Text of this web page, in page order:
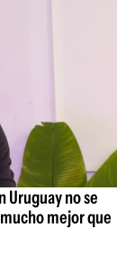
Uruguay no se
mejor que